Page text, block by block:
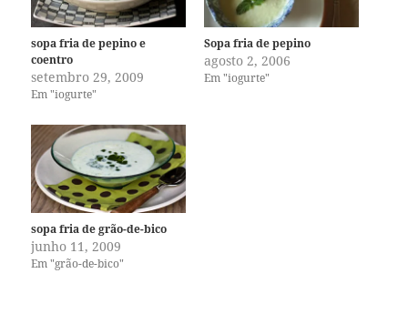
sopa fria de pepino e
coentro
setembro 29, 2009
Em "iogurte"
Sopa fria de pepino
agosto 2, 2006
Em "iogurte"
sopa fria de grão-de-bico
junho 11, 2009
Em "grão-de-bico"